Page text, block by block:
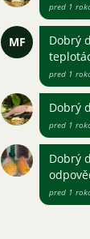
pred 1
MF
Dobrý
pred 1
Dobrý
pred 1
Dobrý
pred 1